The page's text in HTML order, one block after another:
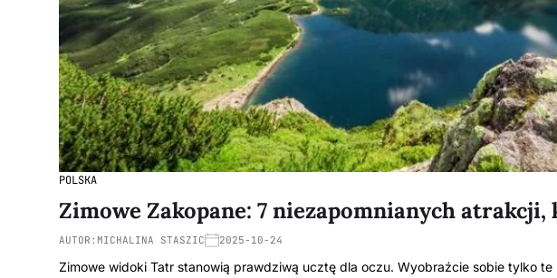
POLSKA
Zimowe Zakopane: 7 niezapomnianych
AUTOR: MICHALINA STASZIC 2025-10-24
Zimowe widoki Tatr stanowią prawdziwą ucztę dla oczu. Wyobraźcie sobie tylko